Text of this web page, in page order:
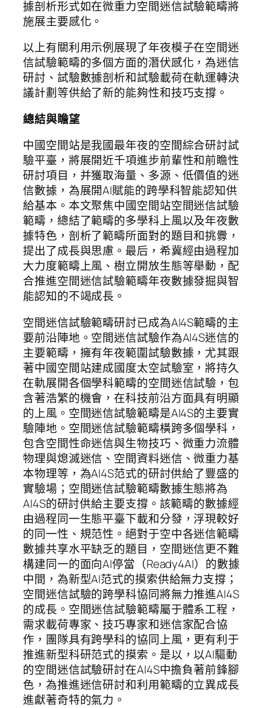
據剖析形式如在微重力空間迷信試驗範疇將
施展主要感化。
以上有關利用示例展現了年夜模子在空間迷
信試驗範疇的多個方面的潛伏感化，為迷信
研討、試驗數據剖析和試驗載荷在軌運轉決
議計劃等供給了新的能夠性和技巧支撐。
總結與瞻望
中國空間站是我國最年夜的空間綜合研討試
驗平臺，將展開近千項進步前輩性和前瞻性
研討項目，并獲取海量、多源、低價值的迷
信數據，為展開AI賦能的跨學科智能認知供
給基本。本文聚焦中國空間站空間迷信試驗
範疇，總結了範疇的多學科上風以及年夜數
據特色，剖析了範疇所面對的題目和挑釁，
提出了成長與思慮。最后，希冀經由過程加
大力度範疇上風、樹立開放生態等舉動，配
合推進空間迷信試驗範疇年夜數據發掘與智
能認知的不竭成長。
空間迷信試驗範疇研討已成為AI4S範疇的主
要前沿陣地。空間迷信試驗作為AI4S迷信的
主要範疇，擁有年夜範圍試驗數據，尤其跟
著中國空間站建成國度太空試驗室，將持久
在軌展開各個學科範疇的空間迷信試驗，包
含著浩繁的機會，在科技前沿方面具有明顯
的上風。空間迷信試驗範疇是AI4S的主要實
驗陣地。空間迷信試驗範疇橫跨多個學科，
包含空間性命迷信與生物技巧、微重力流體
物理與熄滅迷信、空間資料迷信、微重力基
本物理等，為AI4S范式的研討供給了豐盛的
實驗場；空間迷信試驗範疇數據生態將為
AI4S的研討供給主要支撐。該範疇的數據經
由過程同一生態平臺下載和分發，浮現較好
的同一性、規范性。絕對于空中各迷信範疇
數據共享水平缺乏的題目，空間迷信更不難
構建同一的面向AI停當（Ready4AI）的數據
中間，為新型AI范式的摸索供給無力支撐；
空間迷信試驗的跨學科協同將無力推進AI4S
的成長。空間迷信試驗範疇屬于體系工程，
需求載荷專家、技巧專家和迷信家配合協
作，團隊具有跨學科的協同上風，更有利于
推進新型科研范式的摸索。是以，以AI驅動
的空間迷信試驗研討在AI4S中擔負著前鋒腳
色，為推進迷信研討和利用範疇的立異成長
進獻著奇特的氣力。